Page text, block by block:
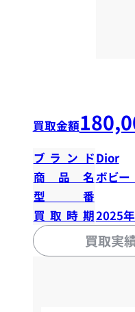
買取金額
ブランドDior
商品名ボビー
型番
買取時期2025
買取実